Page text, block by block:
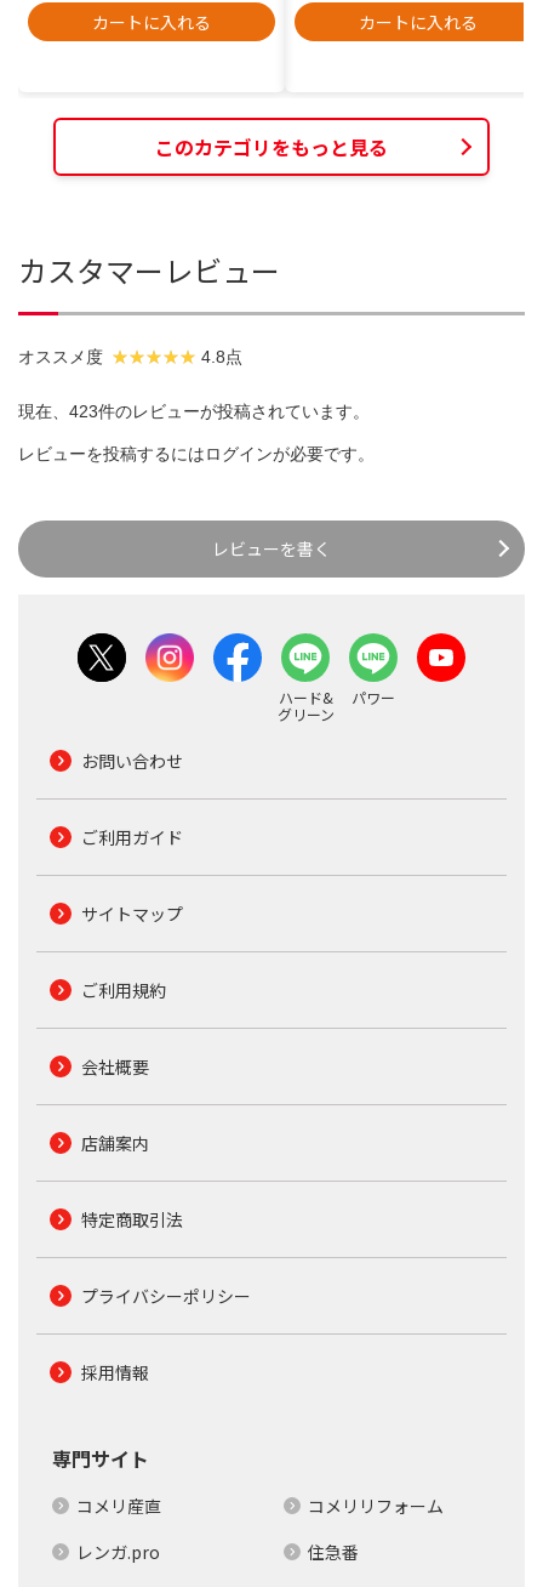
カートに入れる カートに入れる
このカテゴリをもっと見る
カスタマーレビュー
オススメ度 4.8点
現在、423件のレビューが投稿されています。
レビューを投稿するにはログインが必要です。
レビューを書く
ハード&
グリーン
パワー
お問い合わせ
ご利用ガイド
サイトマップ
ご利用規約
会社概要
店舗案内
特定商取引法
プライバシーポリシー
採用情報
専門サイト
コメリ産直
コメリリフォーム
レンガ.pro
住急番